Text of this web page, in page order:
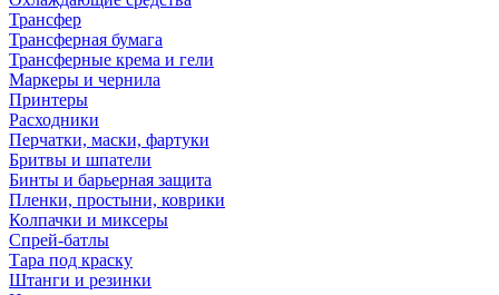
Трансфер
Трансферная бумага
Трансферные крема и гели
Маркеры и чернила
Принтеры
Расходники
Перчатки, маски, фартуки
Бритвы и шпатели
Бинты и барьерная защита
Пленки, простыни, коврики
Колпачки и миксеры
Спрей-батлы
Тара под краску
Штанги и резинки